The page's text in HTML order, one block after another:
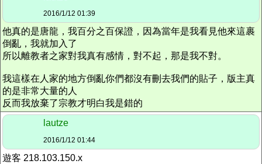
2016/1/12 01:39
他真的是唐龍，我百分之百保證，因為當年是我看見他來這裹
倒亂，我就加入了
所以離教者之家對我真有感情，對不起，那是我不對。
我這樣在人家的地方倒亂你們都沒有刪去我們的貼子，版主真
的是非常大量的人
反而我放棄了宗教才明白我是錯的
lautze
2016/1/12 01:44
遊客 218.103.150.x